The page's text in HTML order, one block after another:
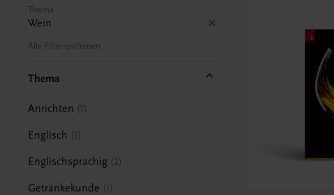
Thema
Wein
Alle Filter entfernen
Thema
Anrichten 1
Englisch 1
Englischsprachig 2
Getränkekunde 1